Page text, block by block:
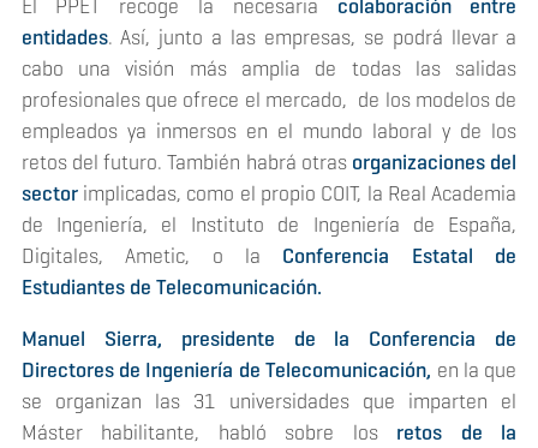
El PPET recoge la necesaria colaboración entre
entidades. Así, junto a las empresas, se podrá llevar a
cabo una visión más amplia de todas las salidas
profesionales que ofrece el mercado, de los modelos de
empleados ya inmersos en el mundo laboral y de los
retos del futuro. También habrá otras organizaciones del
sector implicadas, como el propio COIT, la Real Academia
de Ingeniería, el Instituto de Ingeniería de España,
Digitales, Ametic, o la Conferencia Estatal de
Estudiantes de Telecomunicación.
Manuel Sierra, presidente de la Conferencia de
Directores de Ingeniería de Telecomunicación, en la que
se organizan las 31 universidades que imparten el
Máster habilitante, habló sobre los retos de la